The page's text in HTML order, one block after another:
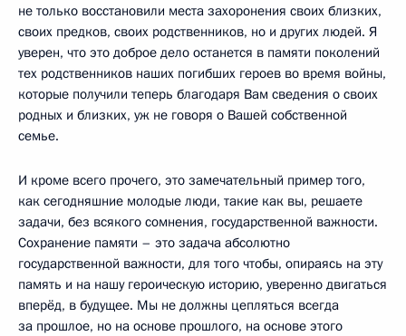
не только восстановили места захоронения своих близких,
своих предков, своих родственников, но и других людей. Я
уверен, что это доброе дело останется в памяти поколений
тех родственников наших погибших героев во время войны,
которые получили теперь благодаря Вам сведения о своих
родных и близких, уж не говоря о Вашей собственной
семье.
И кроме всего прочего, это замечательный пример того,
как сегодняшние молодые люди, такие как вы, решаете
задачи, без всякого сомнения, государственной важности.
Сохранение памяти – это задача абсолютно
государственной важности, для того чтобы, опираясь на эту
память и на нашу героическую историю, уверенно двигаться
вперёд, в будущее. Мы не должны цепляться всегда
за прошлое, но на основе прошлого, на основе этого